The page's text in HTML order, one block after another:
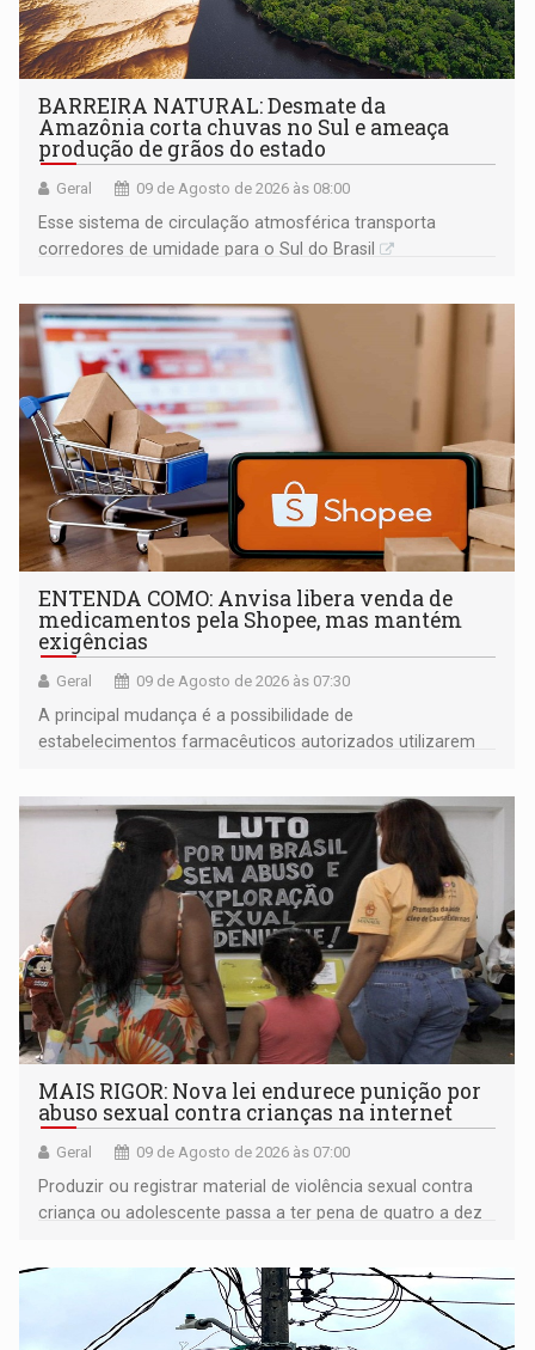
BARREIRA NATURAL: Desmate da
Amazônia corta chuvas no Sul e ameaça
produção de grãos do estado
Geral 09 de Agosto de 2026 às 08:00
Esse sistema de circulação atmosférica transporta
corredores de umidade para o Sul do Brasil
ENTENDA COMO: Anvisa libera venda de
medicamentos pela Shopee, mas mantém
exigências
Geral 09 de Agosto de 2026 às 07:30
A principal mudança é a possibilidade de
estabelecimentos farmacêuticos autorizados utilizarem
MAIS RIGOR: Nova lei endurece punição por
abuso sexual contra crianças na internet
Geral 09 de Agosto de 2026 às 07:00
Produzir ou registrar material de violência sexual contra
criança ou adolescente passa a ter pena de quatro a dez